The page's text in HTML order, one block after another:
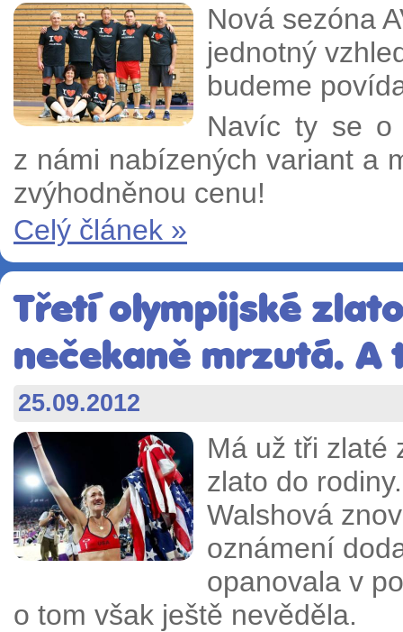
Nová sezóna
jednotný
budeme
Navíc ty se o
z námi nabízených variant a
zvýhodněnou cenu!
Celý článek »
Třetí olympijské
nečekaně mrzutá. A
25.09.2012
Má už tři zlaté
zlato do
Walshová
oznámení
opanovala v
o tom však ještě nevěděla.